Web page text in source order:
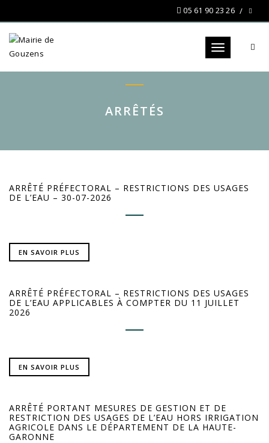
05 61 90 23 26
Toggle
ARRÊTÉS
ARRÊTÉ PRÉFECTORAL – RESTRICTIONS DES USAGES
DE L’EAU – 30-07-2026
EN SAVOIR PLUS
ARRÊTÉ PRÉFECTORAL – RESTRICTIONS DES USAGES
DE L’EAU APPLICABLES À COMPTER DU 11 JUILLET
2026
EN SAVOIR PLUS
ARRÊTÉ PORTANT MESURES DE GESTION ET DE
RESTRICTION DES USAGES DE L’EAU HORS IRRIGATION
AGRICOLE DANS LE DÉPARTEMENT DE LA HAUTE-
GARONNE